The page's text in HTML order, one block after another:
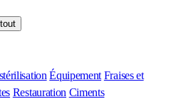
Équipement Fraises et
Restauration Ciments